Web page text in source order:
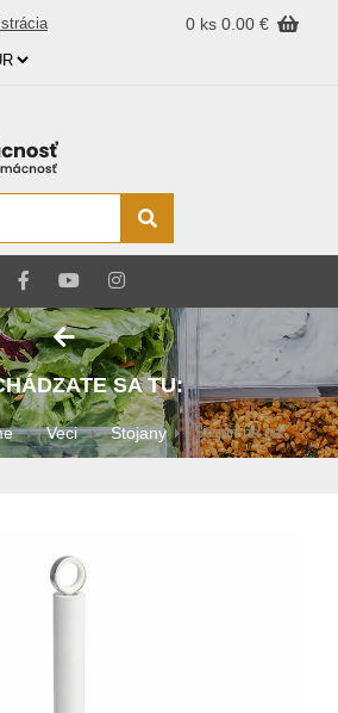
0 ks 0.00 €
SA TU:
Veci Stojany Stojan na pa...